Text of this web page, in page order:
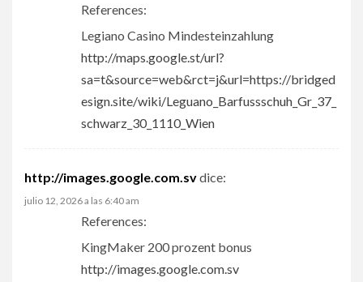
References:
Legiano Casino Mindesteinzahlung
http://maps.google.st/url?
sa=t&source=web&rct=j&url=https://bridged
esign.site/wiki/Leguano_Barfussschuh_Gr_37_
schwarz_30_1110_Wien
http://images.google.com.svdice:
julio 12, 2026 a las 6:40 am
References:
KingMaker 200 prozent bonus
http://images.google.com.sv